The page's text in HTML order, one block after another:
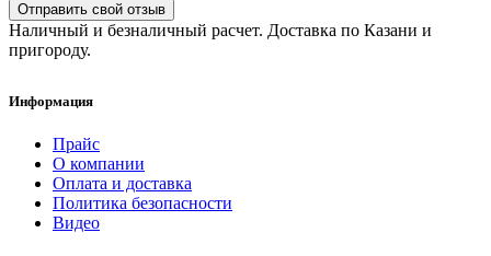
Отправить свой отзыв
Наличный и безналичный расчет. Доставка по Казани и
пригороду.
Информация
Прайс
О компании
Оплата и доставка
Политика безопасности
Видео